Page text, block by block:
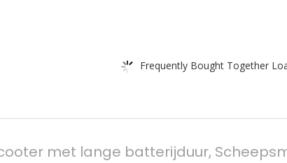
Frequently Bought Together
met lange batterijduur,